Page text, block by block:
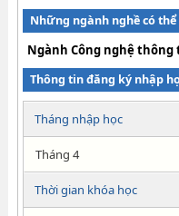
Những ngành nghề có
Ngành Công nghệ thông
Thông tin đăng ký nhập
Tháng nhập học
Tháng 4
Thời gian khóa học